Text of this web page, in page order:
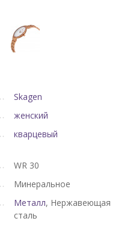
Skagen
женский
кварцевый
WR 30
Минеральное
Металл, Нержавеющая
сталь